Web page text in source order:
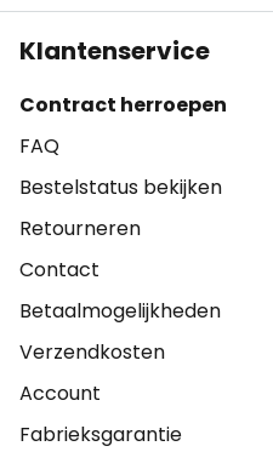
Klantenservice
Contract herroepen
FAQ
Bestelstatus bekijken
Retourneren
Contact
Betaalmogelijkheden
Verzendkosten
Account
Fabrieksgarantie